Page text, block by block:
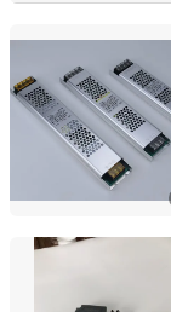
Topwin Co., Ltd.
Jiangsu,
Zhongshan